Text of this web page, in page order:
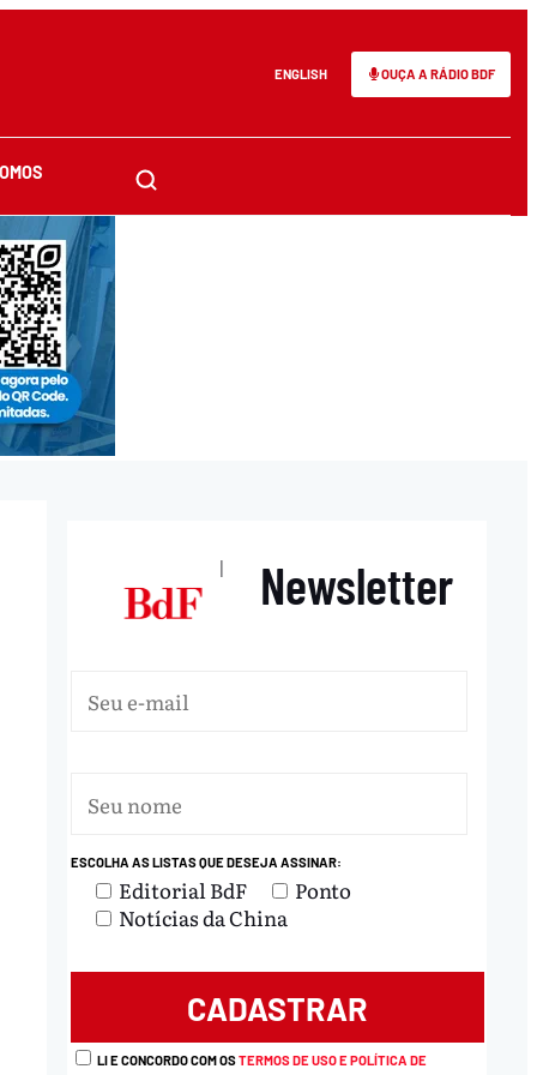
ENGLISH OUÇA A RÁDIO BDF
| Newsletter
ESCOLHA AS LISTAS QUE DESEJA ASSINAR:
Editorial BdF
Ponto
Notícias da China
LI E CONCORDO COM OSTERMOS DE USO E POLÍTICA DE